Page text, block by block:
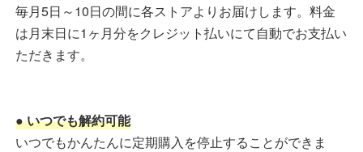
毎月5日～10日の間に各ストアよりお届けします。料金
は月末日に1ヶ月分をクレジット払いにて自動でお支払い
ただきます。
● いつでも解約可能
いつでもかんたんに定期購入を停止することができま